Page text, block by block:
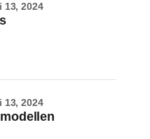
13, 2024
13, 2024